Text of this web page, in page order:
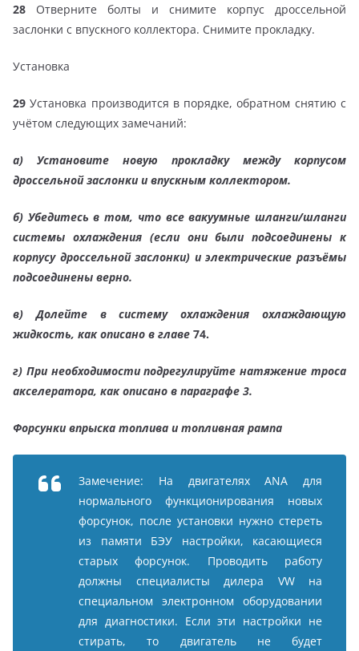
28 Отверните болты и снимите корпус дроссельной
заслонки с впускного коллектора. Снимите прокладку.
Установка
29 Установка производится в порядке, обратном снятию с
учётом следующих замечаний:
а)
Установите новую прокладку между корпусом
дроссельной заслонки и впускным коллектором.
б) Убедитесь в том, что все вакуумные шланги/шланги
системы охлаждения (если они были подсоединены к
корпусу дроссельной заслонки) и электрические разъёмы
подсоединены верно.
в)
Долейте в систему охлаждения охлаждающую
жидкость, как описано в главе 74.
г) При необходимости подрегулируйте натяжение троса
акселератора, как описано в параграфе 3.
Форсунки впрыска топлива и топливная рампа
Замечение: На двигателях ANA для
нормального функционирования новых
форсунок, после установки нужно стереть
из памяти БЭУ настройки, касающиеся
старых форсунок. Проводить работу
должны специалисты дилера VW на
специальном электронном оборудовании
для диагностики. Если эти настройки не
стирать, то двигатель не будет